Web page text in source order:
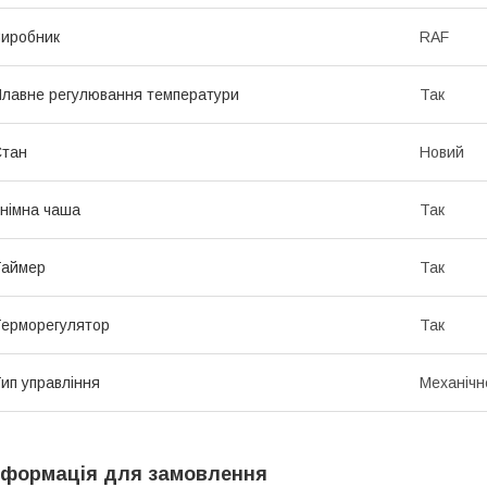
RAF
регулювання температури Так
Новий
чаша Так
Так
Так
управління
для замовлення